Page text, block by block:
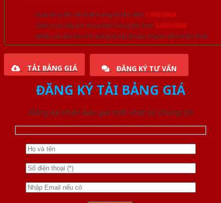
Quà tặng đồ nội thất trang trí lên đến 1.000.000đ
Giảm trực tiếp khi mua đơn hàng lớn hơn 3.000.000đ
Nhiều ưu đãi lớn khi đăng ký tài khoản thành viên thân thiết
TẢI BẢNG GIÁ ĐĂNG KÝ TƯ VẤN
ĐĂNG KÝ TẢI BẢNG GIÁ
Đăng ký nhận báo giá mới nhất từ chúng tôi